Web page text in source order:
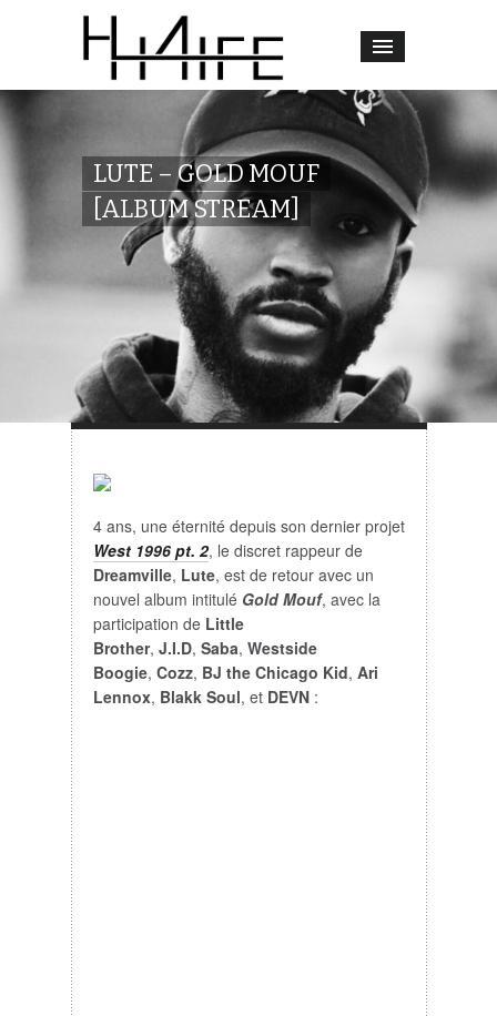
LUTE – GOLD MOUF
[ALBUM STREAM]
4 ans, une éternité depuis son dernier projet
West 1996 pt. 2, le discret rappeur de
Dreamville, Lute, est de retour avec un
nouvel album intitulé Gold Mouf, avec la
participation de Little
Brother, J.I.D, Saba, Westside
Boogie, Cozz, BJ the Chicago Kid, Ari
Lennox, Blakk Soul, et DEVN: